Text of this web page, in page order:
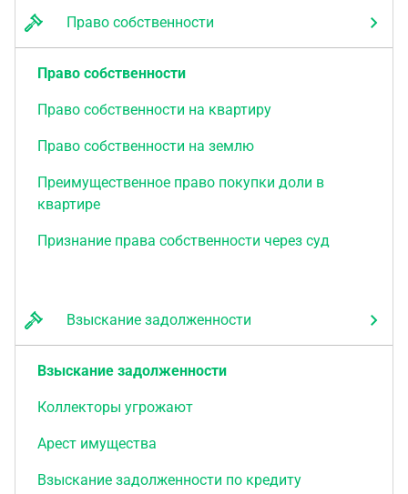
Право собственности
Право собственности
Право собственности на квартиру
Право собственности на землю
Преимущественное право покупки доли в
квартире
Признание права собственности через суд
Взыскание задолженности
Взыскание задолженности
Коллекторы угрожают
Арест имущества
Взыскание задолженности по кредиту